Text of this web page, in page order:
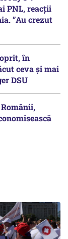
PNL, reacții
”Au crezut
în
ceva și mai
DSU